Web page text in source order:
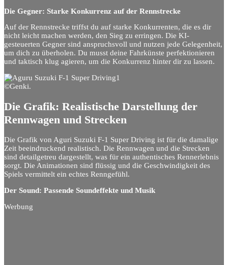
Die Gegner: Starke Konkurrenz auf der Rennstrecke
Auf der Rennstrecke triffst du auf starke Konkurrenten, die es dir
nicht leicht machen werden, den Sieg zu erringen. Die KI-
gesteuerten Gegner sind anspruchsvoll und nutzen jede Gelegenheit,
um dich zu überholen. Du musst deine Fahrkünste perfektionieren
und taktisch klug agieren, um die Konkurrenz hinter dir zu lassen.
©Genki.
Die Grafik: Realistische Darstellung der
Rennwagen und Strecken
Die Grafik von Aguri Suzuki F-1 Super Driving ist für die damalige
Zeit beeindruckend realistisch. Die Rennwagen und die Strecken
sind detailgetreu dargestellt, was für ein authentisches Rennerlebnis
sorgt. Die Animationen sind flüssig und die Geschwindigkeit des
Spiels vermittelt ein echtes Renngefühl.
Der Sound: Passende Soundeffekte und Musik
Werbung